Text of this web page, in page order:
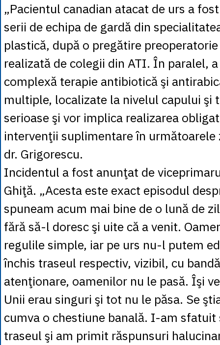
„Pacientul canadian atacat de urs a
serii de echipa de gardă din
plastică, după o pregătire
realizată de colegii din ATI. În paralel,
complexă terapie antibiotică şi
multiple, localizate la nivelul capului şi
serioase şi vor implica realizarea
intervenţii suplimentare în următoarele
dr. Grigorescu.
Incidentul a fost anunţat de
Ghiţă. „Acesta este exact episodul
spuneam acum mai bine de o lună de
fără să-l doresc şi uite că a venit.
regulile simple, iar pe urs nu-l putem
închis traseul respectiv, vizibil, cu
atenţionare, oamenilor nu le pasă. Îşi
Unii erau singuri şi tot nu le păsa. Se
cumva o chestiune banală. I-am sfatuit
traseul şi am primit răspunsuri